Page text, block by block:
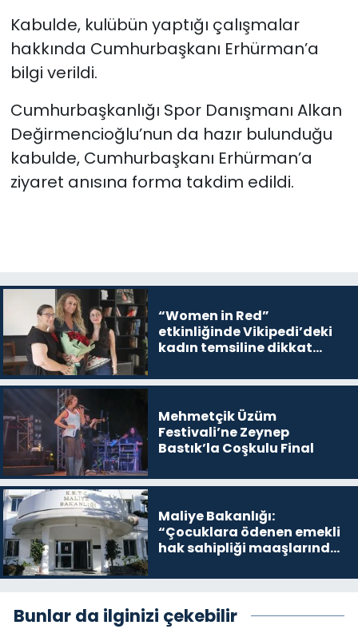
Kabulde, kulübün yaptığı çalışmalar
hakkında Cumhurbaşkanı Erhürman’a
bilgi verildi.
Cumhurbaşkanlığı Spor Danışmanı Alkan
Değirmencioğlu’nun da hazır bulunduğu
kabulde, Cumhurbaşkanı Erhürman’a
ziyaret anısına forma takdim edildi.
“Women in Red”
etkinliğinde Vikipedi’deki
kadın temsiline dikkat
Mehmetçik Üzüm
Festivali’ne Zeynep
Bastık’la Coşkulu Final
Maliye Bakanlığı:
“Çocuklara ödenen emekli
hak sahipliği maaşlarında
Bunlar da ilginizi çekebilir